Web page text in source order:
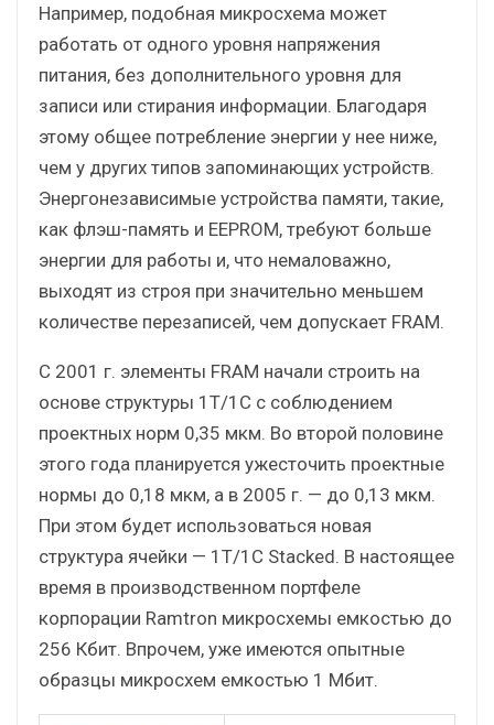
Например, подобная микросхема может
работать от одного уровня напряжения
питания, без дополнительного уровня для
записи или стирания информации. Благодаря
этому общее потребление энергии у нее ниже,
чем у других типов запоминающих устройств.
Энергонезависимые устройства памяти, такие,
как флэш-память и EEPROM, требуют больше
энергии для работы и, что немаловажно,
выходят из строя при значительно меньшем
количестве перезаписей, чем допускает FRAM.
С 2001 г. элементы FRAM начали строить на
основе структуры 1T/1C с соблюдением
проектных норм 0,35 мкм. Во второй половине
этого года планируется ужесточить проектные
нормы до 0,18 мкм, а в 2005 г. — до 0,13 мкм.
При этом будет использоваться новая
структура ячейки — 1T/1C Stacked. В настоящее
время в производственном портфеле
корпорации Ramtron микросхемы емкостью до
256 Кбит. Впрочем, уже имеются опытные
образцы микросхем емкостью 1 Мбит.